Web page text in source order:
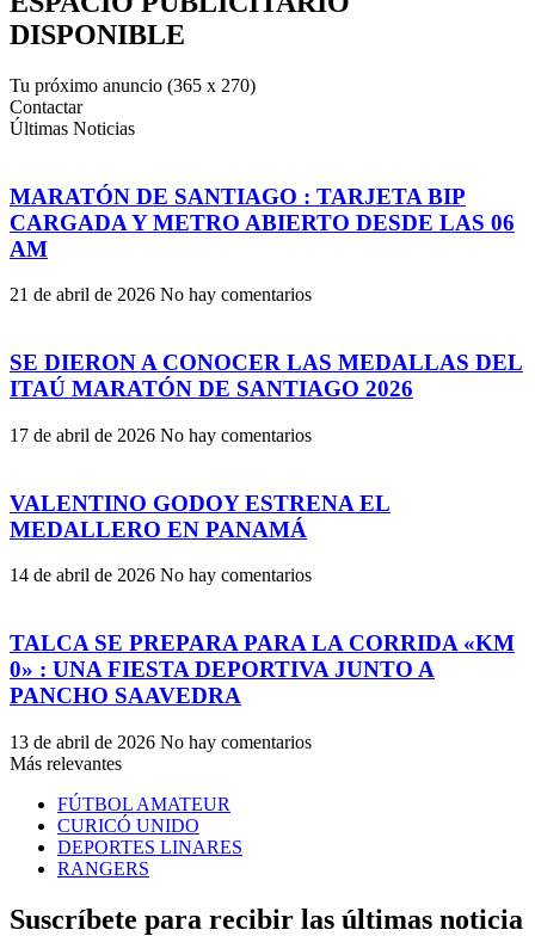
DISPONIBLE
Tu próximo anuncio (365 x 270)
Contactar
Últimas Noticias
MARATÓN DE SANTIAGO : TARJETA BIP
CARGADA Y METRO ABIERTO DESDE LAS 06
AM
21 de abril de 2026 No hay comentarios
SE DIERON A CONOCER LAS MEDALLAS DEL
ITAÚ MARATÓN DE SANTIAGO 2026
17 de abril de 2026 No hay comentarios
VALENTINO GODOY ESTRENA EL
MEDALLERO EN PANAMÁ
14 de abril de 2026 No hay comentarios
TALCA SE PREPARA PARA LA CORRIDA «KM
0» : UNA FIESTA DEPORTIVA JUNTO A
PANCHO SAAVEDRA
13 de abril de 2026 No hay comentarios
Más relevantes
FÚTBOL AMATEUR
CURICÓ UNIDO
DEPORTES LINARES
RANGERS
Suscríbete para recibir las últimas noticia